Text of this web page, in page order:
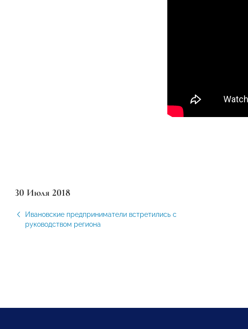
30 Июля 2018
Ивановские предприниматели встретились с
руководством региона